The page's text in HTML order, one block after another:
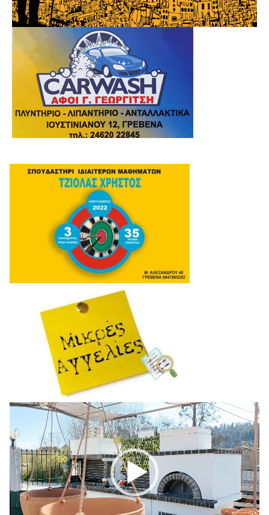
Πρόγραμμα
Αναπαραγωγής
Βίντεο